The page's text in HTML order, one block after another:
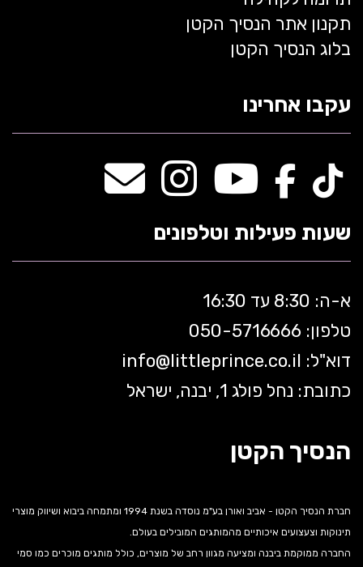
תקנון אתר הנסיך הקטן
בלוג הנסיך הקטן
עקבו אחרינו
שעות פעילות וטלפונים
א-ה: 8:30 עד 16:30
טלפון: 050-5 716666
דוא"ל:
info@littleprince.co.il
כתובת: נחל פולג 1, יבנה, ישראל
הנסיך הקטן
חברת הנסיך הקטן - אביב ואורן בע"מ נוסדה בשנת 1994 ומתמחה ביבוא ושיווק מוצרי
תינוקות וצעצועים איכותיים מהמותגים המובילים בעולם.
החברה ממוקמת ביבנה ומציעה מגוון רחב של מוצרים, כולל מותגים מוכרים כמו סמי